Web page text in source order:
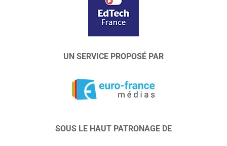
UN SERVICE PROPOSÉ PAR
SOUS LE HAUT PATRONAGE DE